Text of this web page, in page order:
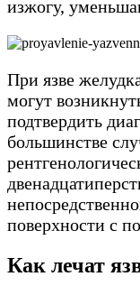
изжогу,
При язве
могут
подтвердить
большинстве
поверхности с
Как лечат